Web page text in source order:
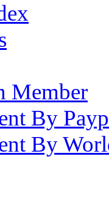
Member
By
By